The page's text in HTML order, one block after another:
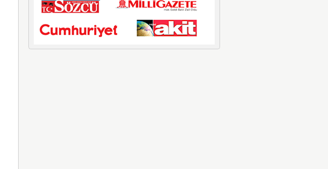
LPG’ye Dev Zam Geliyor!
Küresel petrol piyasalarındaki
dalgalanmalar ve döviz kurundaki ...